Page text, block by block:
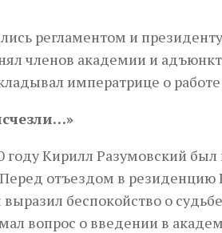
регламентом и
членов академии и
императрице о
Кирилл Разумовский был
отъездом в резиденцию
беспокойство о
вопрос о введении в